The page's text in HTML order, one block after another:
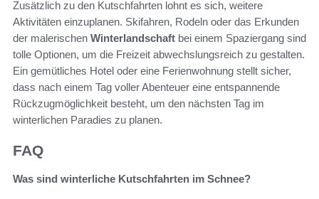
Zusätzlich zu den Kutschfahrten lohnt es sich, weitere
Aktivitäten einzuplanen. Skifahren, Rodeln oder das Erkunden
der malerischen Winterlandschaft bei einem Spaziergang sind
tolle Optionen, um die Freizeit abwechslungsreich zu gestalten.
Ein gemütliches Hotel oder eine Ferienwohnung stellt sicher,
dass nach einem Tag voller Abenteuer eine entspannende
Rückzugmöglichkeit besteht, um den nächsten Tag im
winterlichen Paradies zu planen.
FAQ
Was sind winterliche Kutschfahrten im Schnee?